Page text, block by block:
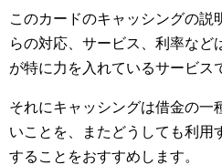
このカードのキャッシングの説
らの対応、サービス、利率など
が特に力を入れているサービス
それにキャッシングは借金の一
いことを、またどうしても利用
することをおすすめします。